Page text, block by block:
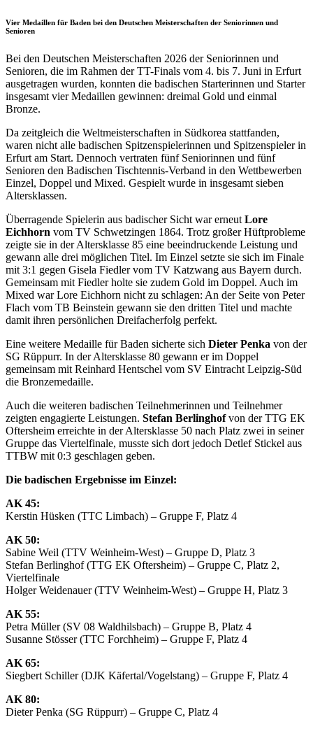
Vier Medaillen für Baden bei den Deutschen Meisterschaften der Seniorinnen und
Senioren
Bei den Deutschen Meisterschaften 2026 der Seniorinnen und
Senioren, die im Rahmen der TT-Finals vom 4. bis 7. Juni in Erfurt
ausgetragen wurden, konnten die badischen Starterinnen und Starter
insgesamt vier Medaillen gewinnen: dreimal Gold und einmal
Bronze.
Da zeitgleich die Weltmeisterschaften in Südkorea stattfanden,
waren nicht alle badischen Spitzenspielerinnen und Spitzenspieler in
Erfurt am Start. Dennoch vertraten fünf Seniorinnen und fünf
Senioren den Badischen Tischtennis-Verband in den Wettbewerben
Einzel, Doppel und Mixed. Gespielt wurde in insgesamt sieben
Altersklassen.
Überragende Spielerin aus badischer Sicht war erneut Lore
Eichhorn vom TV Schwetzingen 1864. Trotz großer Hüftprobleme
zeigte sie in der Altersklasse 85 eine beeindruckende Leistung und
gewann alle drei möglichen Titel. Im Einzel setzte sie sich im Finale
mit 3:1 gegen Gisela Fiedler vom TV Katzwang aus Bayern durch.
Gemeinsam mit Fiedler holte sie zudem Gold im Doppel. Auch im
Mixed war Lore Eichhorn nicht zu schlagen: An der Seite von Peter
Flach vom TB Beinstein gewann sie den dritten Titel und machte
damit ihren persönlichen Dreifacherfolg perfekt.
Eine weitere Medaille für Baden sicherte sich Dieter Penka von der
SG Rüppurr. In der Altersklasse 80 gewann er im Doppel
gemeinsam mit Reinhard Hentschel vom SV Eintracht Leipzig-Süd
die Bronzemedaille.
Auch die weiteren badischen Teilnehmerinnen und Teilnehmer
zeigten engagierte Leistungen. Stefan Berlinghofvon der TTG EK
Oftersheim erreichte in der Altersklasse 50 nach Platz zwei in seiner
Gruppe das Viertelfinale, musste sich dort jedoch Detlef Stickel aus
TTBW mit 0:3 geschlagen geben.
Die badischen Ergebnisse im Einzel:
AK 45:
Kerstin Hüsken (TTC Limbach) – Gruppe F, Platz 4
AK 50:
Sabine Weil (TTV Weinheim-West) – Gruppe D, Platz 3
Stefan Berlinghof (TTG EK Oftersheim) – Gruppe C, Platz 2,
Viertelfinale
Holger Weidenauer (TTV Weinheim-West) – Gruppe H, Platz 3
AK 55:
Petra Müller (SV 08 Waldhilsbach) – Gruppe B, Platz 4
Susanne Stösser (TTC Forchheim) – Gruppe F, Platz 4
AK 65:
Siegbert Schiller (DJK Käfertal/Vogelstang) – Gruppe F, Platz 4
AK 80:
Dieter Penka (SG Rüppurr) – Gruppe C, Platz 4